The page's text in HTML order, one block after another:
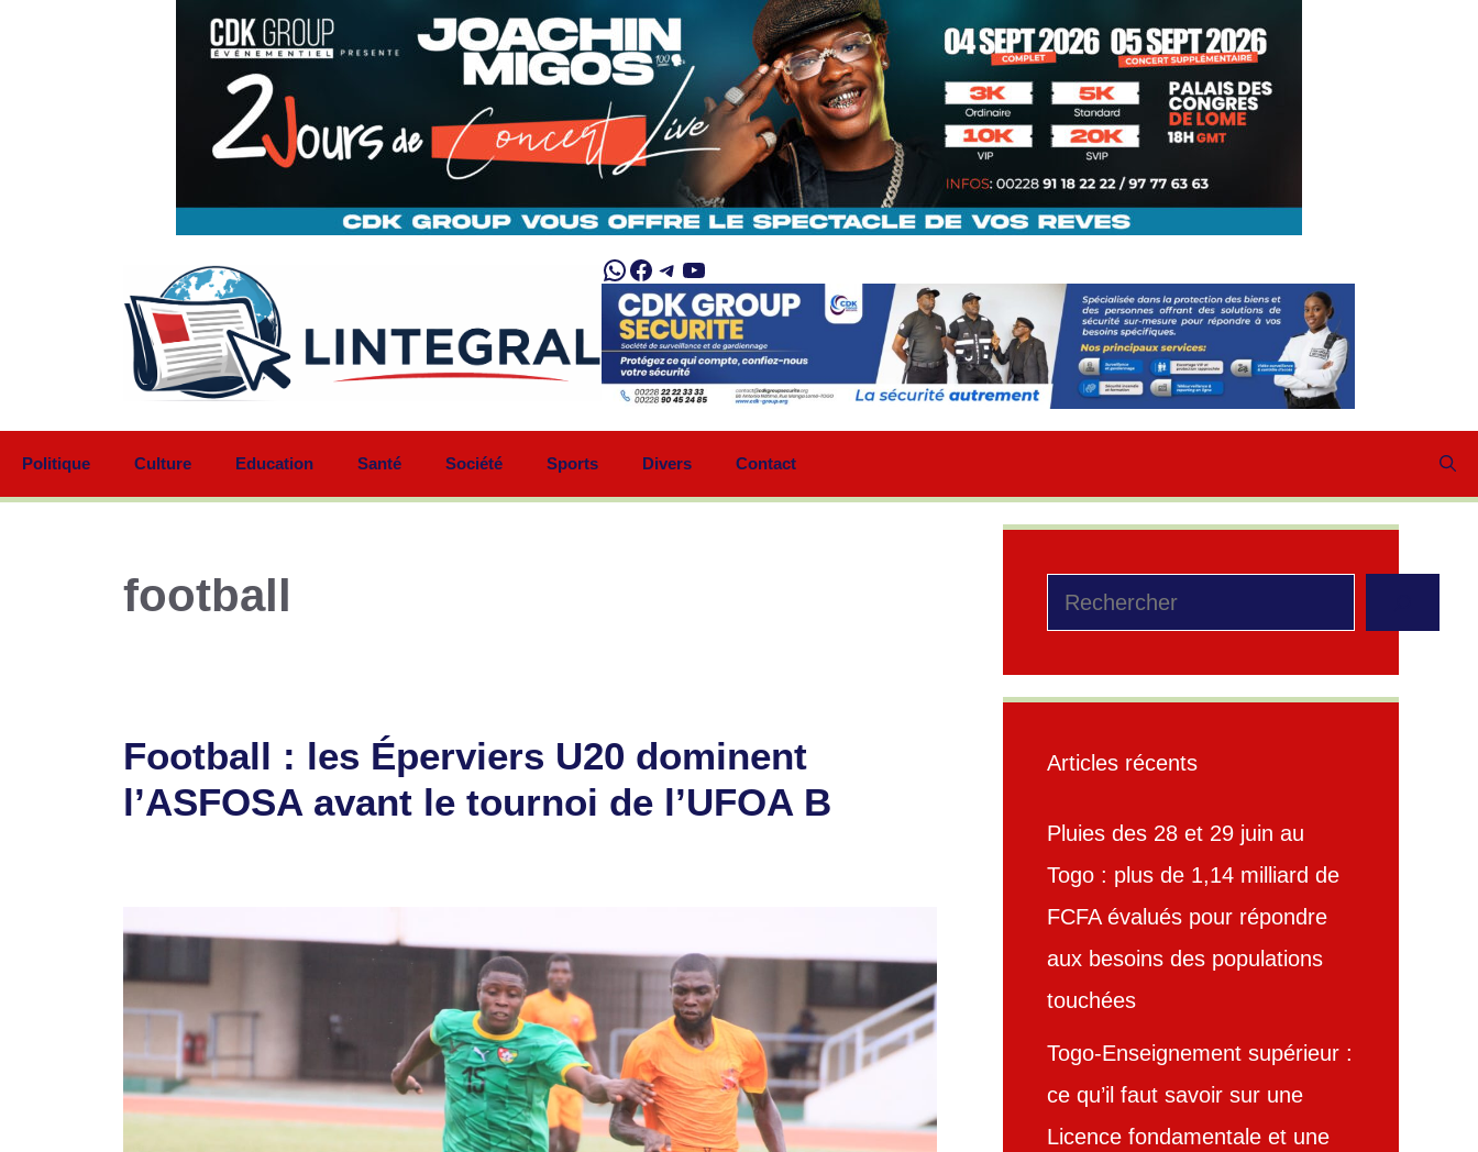
WhatsApp
Facebook
Telegram
YouTube
Politique Culture Education Santé Société Sports Divers Contact
football
Football : les Éperviers U20 dominent
l’ASFOSA avant le tournoi de l’UFOA B
Rechercher
Articles récents
Pluies des 28 et 29 juin au
Togo : plus de 1,14 milliard de
FCFA évalués pour répondre
aux besoins des populations
touchées
Togo-Enseignement supérieur :
ce qu’il faut savoir sur une
Licence fondamentale et une